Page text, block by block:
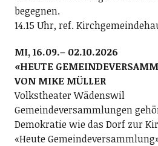
begegnen.
14.15 Uhr, ref.
MI, 16.09.– 02.10.2026
«HEUTE
VON MIKE MÜLLER
Volkstheater Wädenswil
Gemeindeversammlungen
Demokratie wie das Dorf zur
«Heute